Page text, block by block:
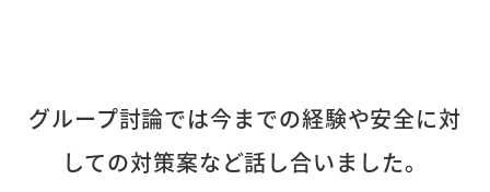
グループ討論では今までの経験や安全に対
しての対策案など話し合いました。